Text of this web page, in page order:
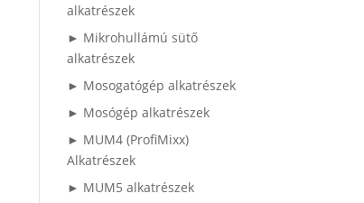
alkatrészek
► Mikrohullámú sütő
alkatrészek
► Mosogatógép alkatrészek
► Mosógép alkatrészek
► MUM4 (ProfiMixx)
Alkatrészek
► MUM5 alkatrészek